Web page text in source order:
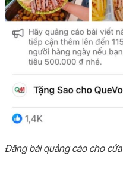
Đăng bài quảng cáo cho